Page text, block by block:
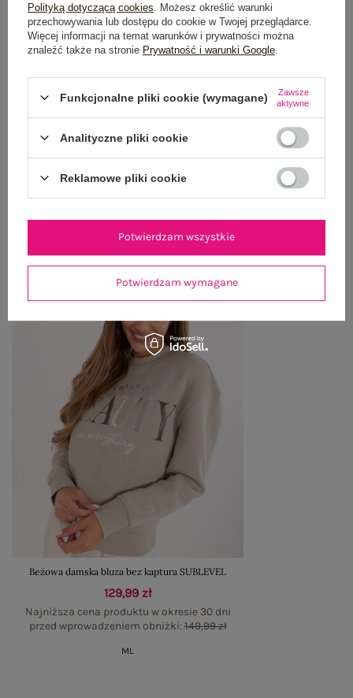
GŁÓWNE PARAMETRY
OPINIE O PRODUKCIE (0)
OSTATNIO OGLĄDANE
Beżowa damska bluza bez kaptura SUBLEVEL
129,99 zł
Najniższa cena produktu w okresie 30 dni
przed wprowadzeniem obniżki:149,99 zł
ML
Polityką dotyczącą cookies . Możesz określić warunki
przechowywania lub dostępu do cookie w Twojej przeglądarce.
Więcej informacji na temat warunków i prywatności można
znaleźć także na stronie Prywatność i warunki Google
Funkcjonalne pliki cookie (wymagane)
Zawsze
aktywne
Analityczne pliki cookie
Reklamowe pliki cookie
Potwierdzam wymagane
Potwierdzam wszystkie